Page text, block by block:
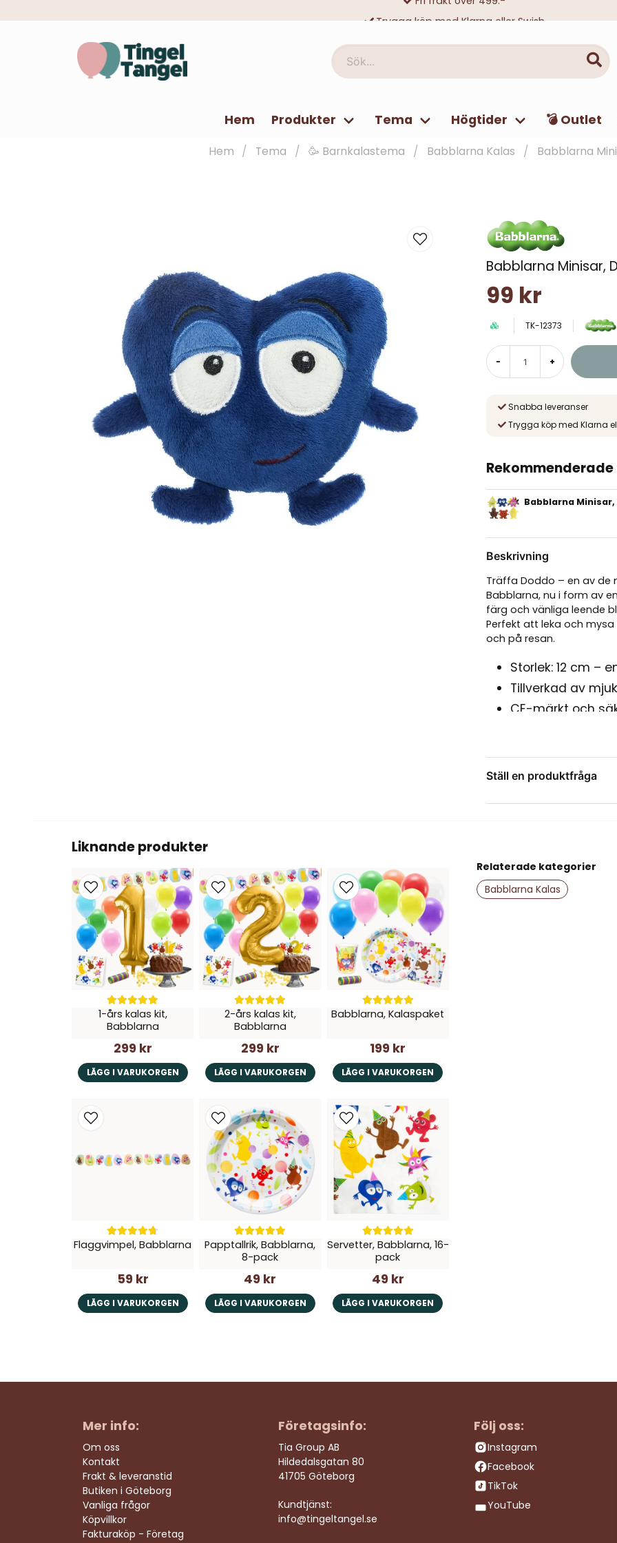
Sök...
Hem Produkter Tema Högtider 💣 Outlet
Hem Tema 🥳 Barnkalastema Babblarna Kalas Babblarna
Babblarna Minisar,
99 kr
TK-12373
- +
Snabba leveranser
Trygga köp med Klarna
Babblarna
Beskrivning
Träffa Doddo – en av de
Babblarna, nu i form av
färg och vänliga leende
Perfekt att leka och
och på resan.
Storlek: 12 cm –
Tillverkad av
CE-märkt och
Tvättbar i 40
speciella tillfällen
Ställ en produktfråga
name
Namn
Liknande produkter
1-års kalas kit,
Babblarna
299 kr
LÄGG I VARUKORGEN
2-års kalas kit,
Babblarna
299 kr
LÄGG I VARUKORGEN
Babblarna, Kalaspaket
199 kr
LÄGG I VARUKORGEN
Flaggvimpel, Babblarna
59 kr
LÄGG I VARUKORGEN
Papptallrik, Babblarna,
8-pack
49 kr
LÄGG I VARUKORGEN
Servetter, Babblarna, 16-
pack
49 kr
LÄGG I VARUKORGEN
Relaterade kategorier
Babblarna Kalas
Mer info:
Om oss
Kontakt
Frakt & leveranstid
Butiken i Göteborg
Vanliga frågor
Köpvillkor
Fakturaköp - Företag
Företagsinfo:
Tia Group AB
Hildedalsgatan 80
41705 Göteborg
Kundtjänst:
info@tingeltangel.se
Följ oss:
Instagram
Facebook
TikTok
YouTube